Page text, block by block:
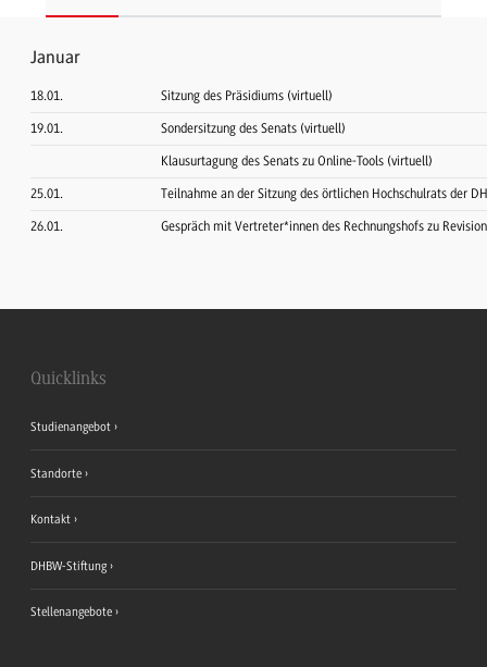
Januar
18.01. Sitzung des Präsidiums (virtuell)
19.01. Sondersitzung des Senats (virtuell)
Klausurtagung des Senats zu Online-Tools (virtuell)
25.01. Teilnahme an der Sitzung des örtlichen Hochschulrats der
26.01. Gespräch mit Vertreter*innen des Rechnungshofs zu
Quicklinks
Studienangebot
Standorte
Kontakt
DHBW-Stiftung
Stellenangebote